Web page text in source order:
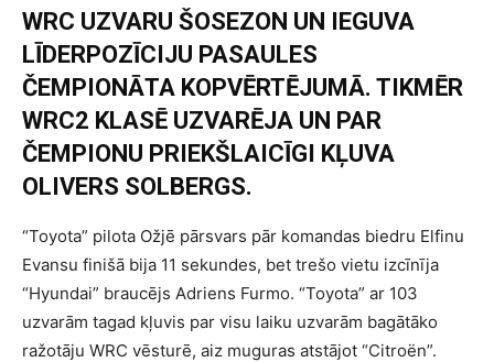
WRC UZVARU ŠOSEZON UN IEGUVA
LĪDERPOZĪCIJU PASAULES
ČEMPIONĀTA KOPVĒRTĒJUMĀ. TIKMĒR
WRC2 KLASĒ UZVARĒJA UN PAR
ČEMPIONU PRIEKŠLAICĪGI KĻUVA
OLIVERS SOLBERGS.
“Toyota” pilota Ožjē pārsvars pār komandas biedru Elfinu
Evansu finišā bija 11 sekundes, bet trešo vietu izcīnīja
“Hyundai” braucējs Adriens Furmo. “Toyota” ar 103
uzvarām tagad kļuvis par visu laiku uzvarām bagātāko
ražotāju WRC vēsturē, aiz muguras atstājot “Citroën”.